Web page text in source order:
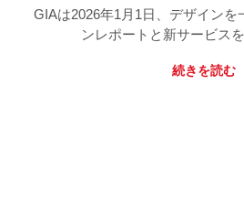
GIAは2026年1月1日、デザインを
ンレポートと新サービス
続きを読む